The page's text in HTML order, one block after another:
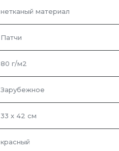
нетканый материал
Патчи
80 г/м2
Зарубежное
33 х 42 см
красный